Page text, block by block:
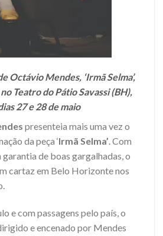
Octávio Mendes, ‘Irmã Selma’,
Teatro do Pátio Savassi (BH),
27 e 28 de maio
presenteia mais uma vez o
da peça ‘Irmã Selma’. Com
de boas gargalhadas, o
cartaz em Belo Horizonte nos
e com passagens pelo país, o
e encenado por Mendes